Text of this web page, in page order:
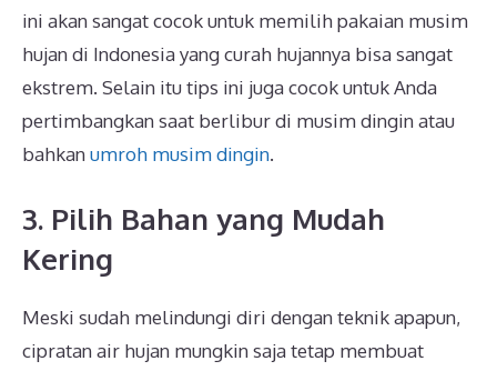
ini akan sangat cocok untuk memilih pakaian musim
hujan di Indonesia yang curah hujannya bisa sangat
ekstrem. Selain itu tips ini juga cocok untuk Anda
pertimbangkan saat berlibur di musim dingin atau
bahkanumroh musim dingin.
3. Pilih Bahan yang Mudah
Kering
Meski sudah melindungi diri dengan teknik apapun,
cipratan air hujan mungkin saja tetap membuat